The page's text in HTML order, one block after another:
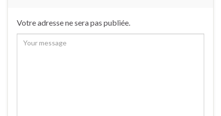
Votre adresse ne sera pas publiée.